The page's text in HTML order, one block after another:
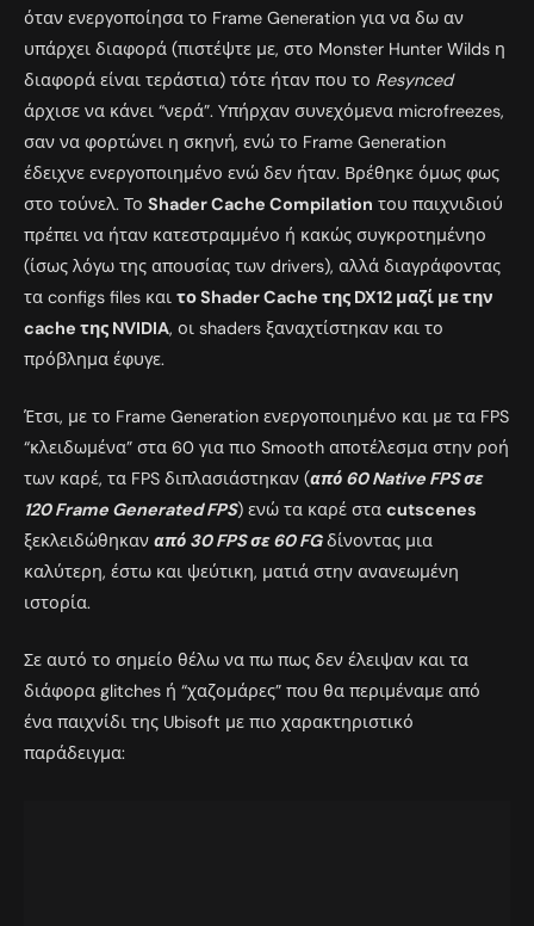
όταν ενεργοποίησα το Frame Generation για να δω αν
υπάρχει διαφορά (πιστέψτε με, στο Monster Hunter Wilds η
διαφορά είναι τεράστια) τότε ήταν που το Resynced
άρχισε να κάνει “νερά”. Υπήρχαν συνεχόμενα microfreezes,
σαν να φορτώνει η σκηνή, ενώ το Frame Generation
έδειχνε ενεργοποιημένο ενώ δεν ήταν. Βρέθηκε όμως φως
στο τούνελ. Το Shader Cache Compilation του παιχνιδιού
πρέπει να ήταν κατεστραμμένο ή κακώς συγκροτημένηο
(ίσως λόγω της απουσίας των drivers), αλλά διαγράφοντας
τα configs files και το Shader Cache της DX12 μαζί με την
cache της NVIDIA, οι shaders ξαναχτίστηκαν και το
πρόβλημα έφυγε.
Έτσι, με το Frame Generation ενεργοποιημένο και με τα FPS
“κλειδωμένα” στα 60 για πιο Smooth αποτέλεσμα στην ροή
των καρέ, τα FPS διπλασιάστηκαν (από 60 Native FPS σε
120 Frame Generated FPS) ενώ τα καρέ στα cutscenes
ξεκλειδώθηκαν από 30 FPS σε 60 FGδίνοντας μια
καλύτερη, έστω και ψεύτικη, ματιά στην ανανεωμένη
ιστορία.
Σε αυτό το σημείο θέλω να πω πως δεν έλειψαν και τα
διάφορα glitches ή “χαζομάρες” που θα περιμέναμε από
ένα παιχνίδι της Ubisoft με πιο χαρακτηριστικό
παράδειγμα: